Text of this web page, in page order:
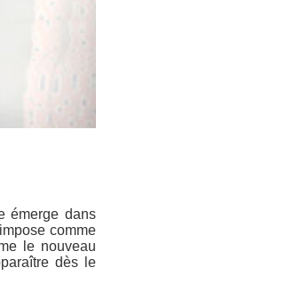
émerge dans
comme
le nouveau
dès le